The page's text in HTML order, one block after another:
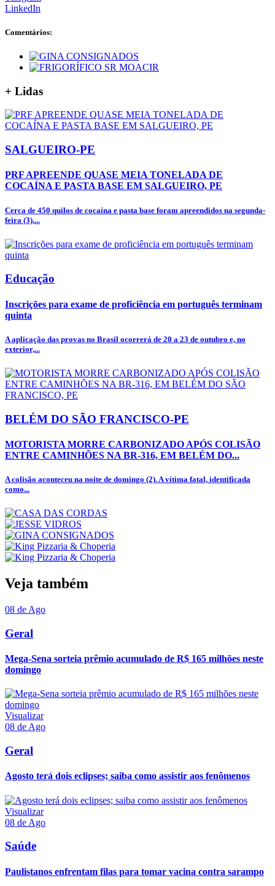
LinkedIn
Comentários:
+ Lidas
SALGUEIRO-PE
PRF APREENDE QUASE MEIA TONELADA DE
COCAÍNA E PASTA BASE EM SALGUEIRO, PE
Cerca de 450 quilos de cocaína e pasta base foram apreendidos na segunda-
feira (3),...
Educação
Inscrições para exame de proficiência em português terminam
quinta
A aplicação das provas no Brasil ocorrerá de 20 a 23 de outubro e, no
exterior,...
BELÉM DO SÃO FRANCISCO-PE
MOTORISTA MORRE CARBONIZADO APÓS COLISÃO
ENTRE CAMINHÕES NA BR-316, EM BELÉM DO...
A colisão aconteceu na noite de domingo (2). A vítima fatal, identificada
como...
Veja também
08 de Ago
Geral
Mega-Sena sorteia prêmio acumulado de R$ 165 milhões neste
domingo
Visualizar
08 de Ago
Geral
Agosto terá dois eclipses; saiba como assistir aos fenômenos
Visualizar
08 de Ago
Saúde
Paulistanos enfrentam filas para tomar vacina contra sarampo